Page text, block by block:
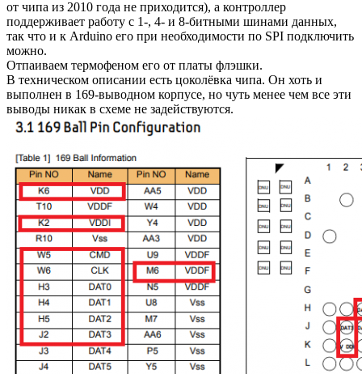
от чипа из 2010 года не приходится), а контроллер
поддерживает работу с 1-, 4- и 8-битными шинами данных,
так что и к Arduino его при необходимости по SPI подключить
можно.
Отпаиваем термофеном его от платы флэшки.
В техническом описании есть цоколёвка чипа. Он хоть и
выполнен в 169-выводном корпусе, но чуть менее чем все эти
выводы никак в схеме не задействуются.